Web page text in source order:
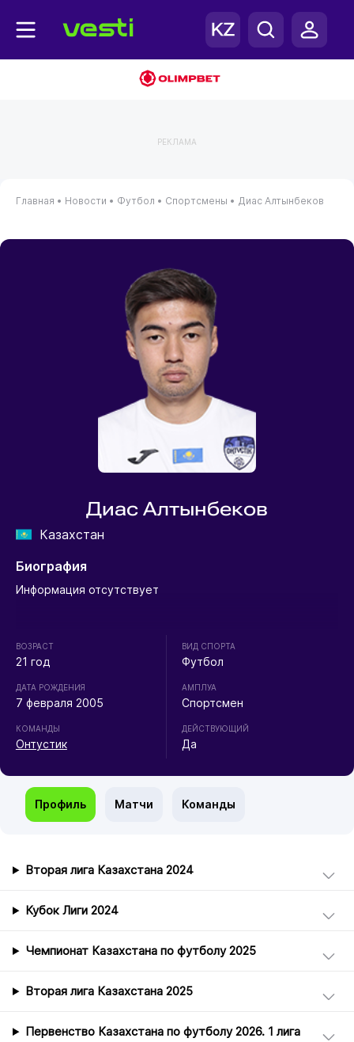
РЕКЛАМА
Главная • Новости • Футбол • Спортсмены • Диас Алтынбеков
Диас Алтынбеков
Казахстан
Биография
Информация отсутствует
ВОЗРАСТ
21 год
ДАТА РОЖДЕНИЯ
7 февраля 2005
КОМАНДЫ
Онтустик
ВИД СПОРТА
Футбол
АМПЛУА
Спортсмен
ДЕЙСТВУЮЩИЙ
Да
Профиль Матчи Команды
Вторая лига Казахстана 2024
Кубок Лиги 2024
Чемпионат Казахстана по футболу 2025
Вторая лига Казахстана 2025
Первенство Казахстана по футболу 2026. 1 лига